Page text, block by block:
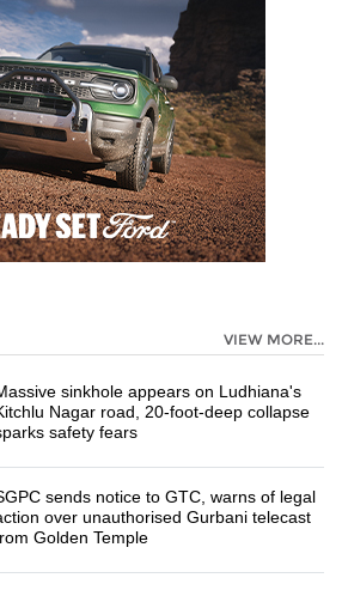
VIEW MORE...
sinkhole appears on Ludhiana's
Nagar road, 20-foot-deep collapse
safety fears
sends notice to GTC, warns of legal
over unauthorised Gurbani telecast
Golden Temple